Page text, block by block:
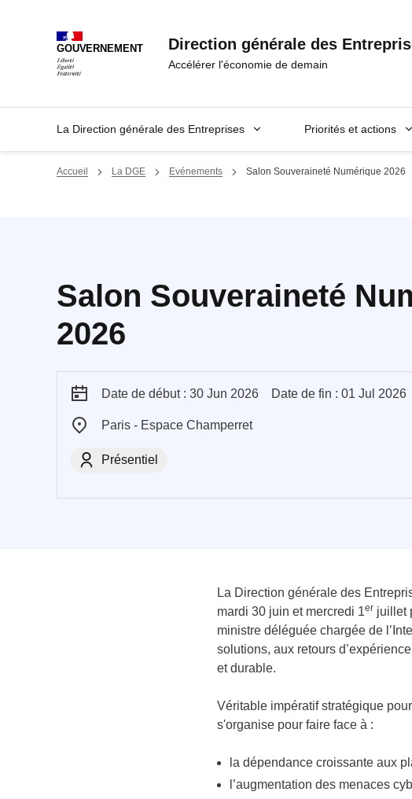
GOUVERNEMENT Direction générale des
Accélérer l'économie de demain
La Direction générale des Entreprises Priorités et actions
Accueil La DGE Evénements Salon Souveraineté Numérique 2026
Salon Souveraineté
2026
Date de début : 30 Jun 2026 Date de fin : 01 Jul 2026
Paris - Espace Champerret
Présentiel
La Direction générale des
mardi 30 juin et mercredi 1er juillet
ministre déléguée chargée de
solutions, aux retours
et durable.
Véritable impératif stratégique
s'organise pour faire face à :
la dépendance croissante aux
l’augmentation des menaces